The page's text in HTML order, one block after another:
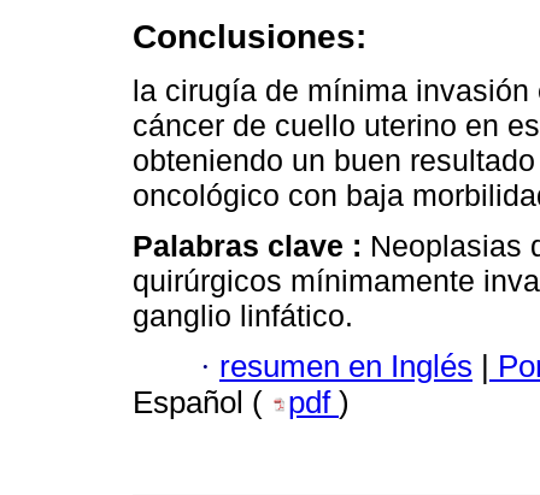
Conclusiones:
la cirugía de mínima
cáncer de cuello uterino en
obteniendo un buen
oncológico con baja
Palabras clave : Neoplasias
quirúrgicos mínimamente
ganglio linfático.
· resumen en Inglés
Español (
pdf )